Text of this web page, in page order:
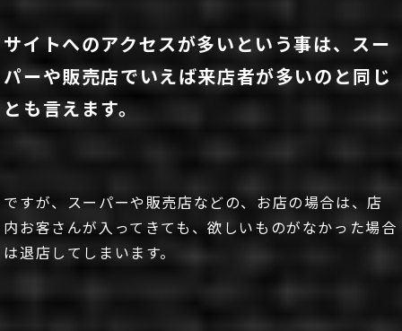
サイトへのアクセスが多いという事は、スー
パーや販売店でいえば来店者が多いのと同じ
とも言えます。
ですが、スーパーや販売店などの、お店の場合は、店
内お客さんが入ってきても、欲しいものがなかった場合
は退店してしまいます。